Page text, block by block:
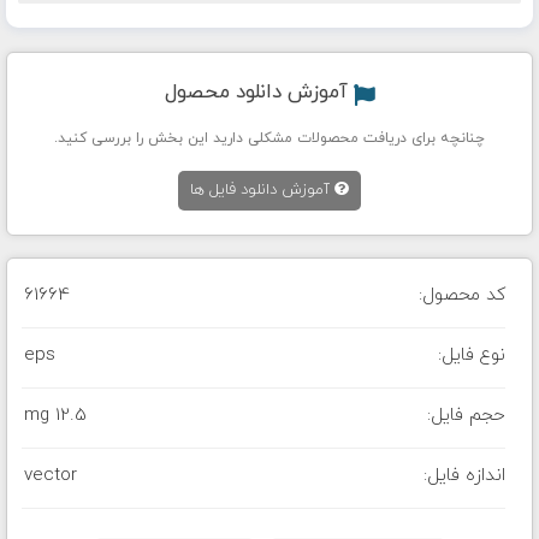
آموزش دانلود محصول
چنانچه برای دریافت محصولات مشکلی دارید این بخش را بررسی کنید.
آموزش دانلود فایل ها
کد محصول: 61664
نوع فایل: eps
حجم فایل: 12.5 mg
اندازه فایل: vector